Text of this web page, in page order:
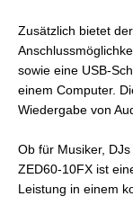
Zusätzlich bietet
sowie eine USB-
einem Computer.
Wiedergabe von
Ob für Musiker,
ZED60-10FX ist
Leistung in einem